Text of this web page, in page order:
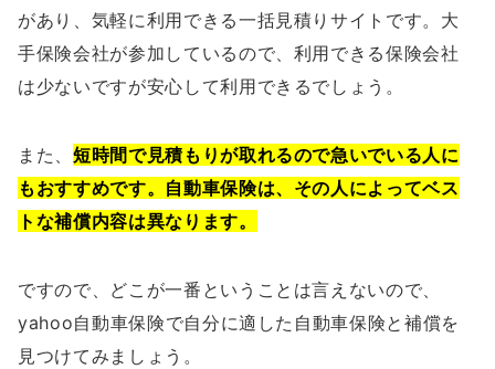
があり、気軽に利用できる一括見積りサイトです。大
手保険会社が参加しているので、利用できる保険会社
は少ないですが安心して利用できるでしょう。
また、 短時間で見積もりが取れるので急いでいる人に
もおすすめです。自動車保険は、その人によってベス
トな補償内容は異なります。
ですので、どこが一番ということは言えないので、
yahoo自動車保険で自分に適した自動車保険と補償を
見つけてみましょう。